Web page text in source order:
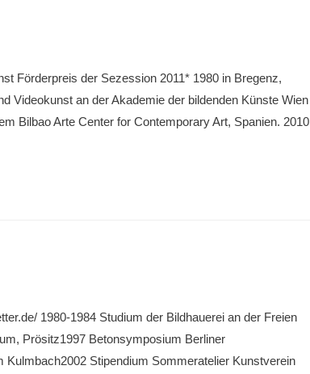
Förderpreis der Sezession 2011* 1980 in Bregenz,
Videokunst an der Akademie der bildenden Künste Wien
Bilbao Arte Center for Contemporary Art, Spanien. 2010
1980-1984 Studium der Bildhauerei an der Freien
Prösitz1997 Betonsymposium Berliner
Stipendium Sommeratelier Kunstverein